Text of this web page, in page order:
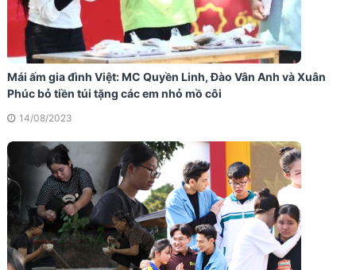
Mái ấm gia đình Việt: MC Quyền Linh, Đào Vân Anh và Xuân
Phúc bỏ tiền túi tặng các em nhỏ mồ côi
14/08/2023